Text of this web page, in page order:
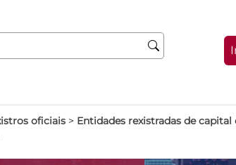
oficiais > Entidades rexistradas de capital